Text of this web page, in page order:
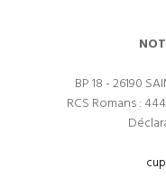
BP 18 - 26190
RCS Romans :